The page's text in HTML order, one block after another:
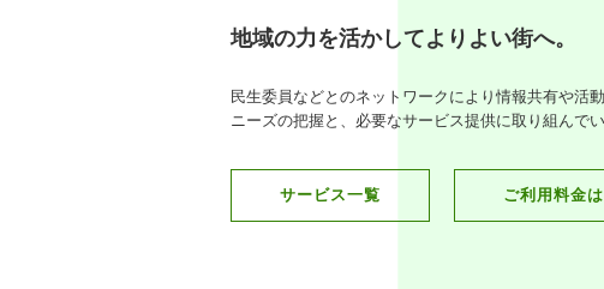
地域の力を活かしてよりよい街へ。
民生委員などとのネットワークにより情報共有や活
ニーズの把握と、必要なサービス提供に取り組んでい
サービス一覧 ご利用料金